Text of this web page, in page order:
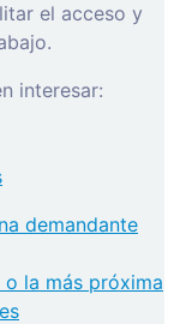
el acceso y
interesar:
demandante
la más próxima